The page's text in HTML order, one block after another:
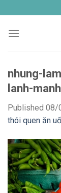
to
content
nhung-
lanh-
Published 08/
thói quen ăn